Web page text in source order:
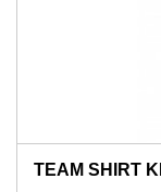
TEAM SHIRT